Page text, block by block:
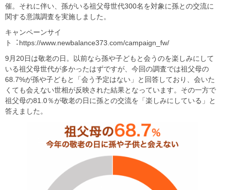
催。それに伴い、孫がいる祖父母世代300名を対象に孫との交流に
関する意識調査を実施しました。
キャンペーンサイ
ト︓https://www.newbalance373.com/campaign_fw/
9月20日は敬老の日。以前なら孫や子どもと会うのを楽しみにして
いる祖父母世代が多かったはずですが、今回の調査では祖父母の
68.7%が孫や子どもと「会う予定はない」と回答しており、会いた
くても会えない世相が反映された結果となっています。その一方で
祖父母の81.0％が敬老の日に孫との交流を「楽しみにしている」と
答えました。